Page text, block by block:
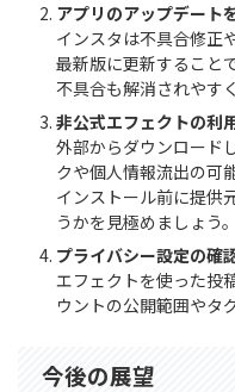
アプリのアップデート
インスタは不具合修正
最新版に更新すること
不具合も解消されやす
非公式エフェクトの利
外部からダウンロード
クや個人情報流出の可
インストール前に提供
うかを見極めましょう。
プライバシー設定の確
エフェクトを使った投
ウントの公開範囲やタ
今後の展望